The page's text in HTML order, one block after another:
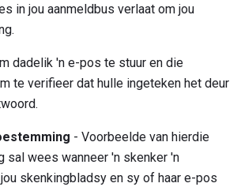
in jou aanmeldbus verlaat om jou
dadelik 'n e-pos te stuur en die
te verifieer dat hulle ingeteken het deur
- Voorbeelde van hierdie
sal wees wanneer 'n skenker 'n
skenkingbladsy en sy of haar e-pos